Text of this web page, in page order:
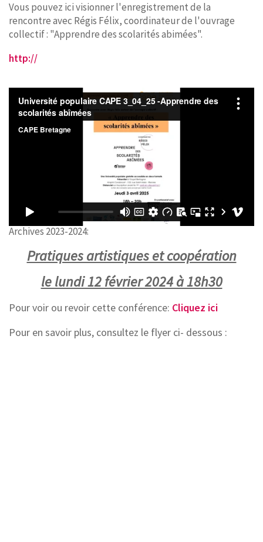
Vous pouvez ici visionner l'enregistrement de la
rencontre avec Régis Félix, coordinateur de l'ouvrage
collectif : "Apprendre des scolarités abimées".
http://
Archives 2023-2024:
Pratiques artistiques et coopération
le lundi 12 février 2024 à 18h30
Pour voir ou revoir cette conférence: Cliquez ici
Pour en savoir plus, consultez le flyer ci- dessous :